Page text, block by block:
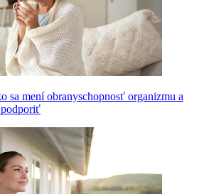
sa mení obranyschopnosť organizmu a
podporiť